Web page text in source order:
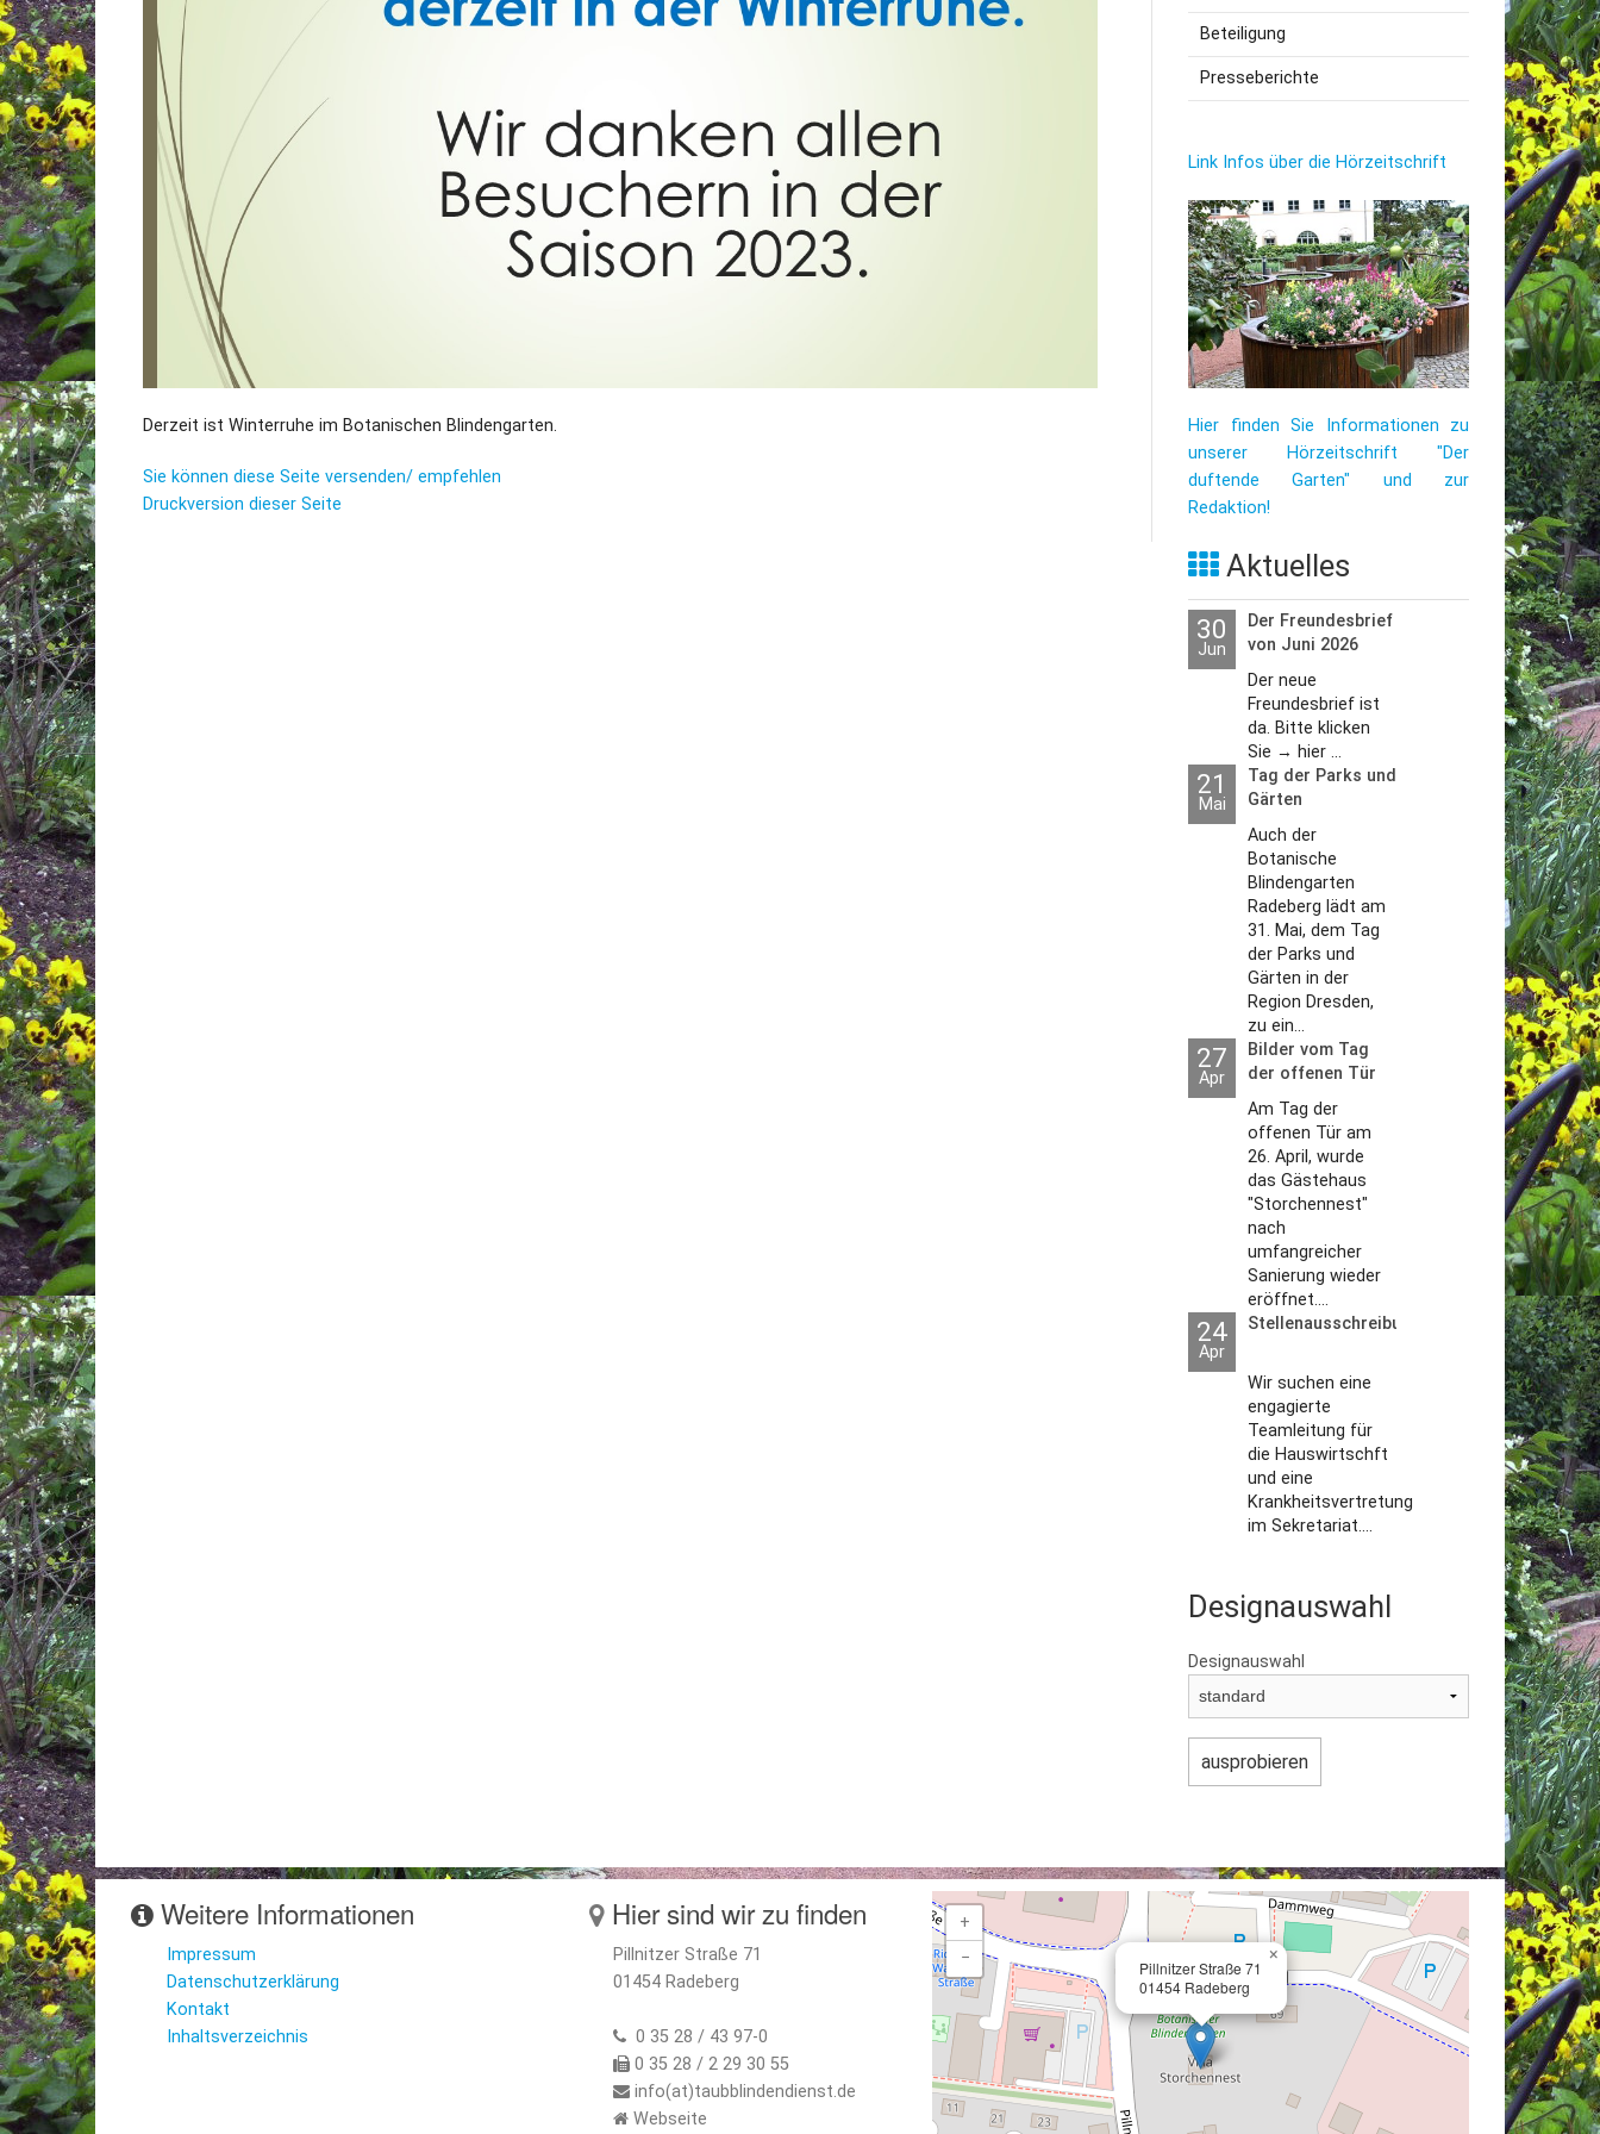
Feste und Veranstaltungen
Seminare, Termine
Ehrungen und Mitgliedschaften
Derzeit ist Winterruhe im Botanischen Blindengarten.
Sie können diese Seite versenden/ empfehlen
Druckversion dieser Seite
Beteiligung
Presseberichte
Link Infos über die Hörzeitschrift
Hier finden Sie Informationen zu
unserer Hörzeitschrift "Der
duftende Garten" und zur
Redaktion!
Aktuelles
30
Jun
Der Freundesbrief
von Juni 2026
Der neue
Freundesbrief ist
da. Bitte klicken
Sie → hier ...
21
Mai
Tag der Parks und
Gärten
Auch der
Botanische
Blindengarten
Radeberg lädt am
31. Mai, dem Tag
der Parks und
Gärten in der
Region Dresden,
zu ein...
27
Apr
Bilder vom Tag
der offenen Tür
2026
Am Tag der
offenen Tür am
26. April, wurde
das Gästehaus
"Storchennest"
nach
umfangreicher
Sanierung wieder
eröffnet....
24
Apr
Stellenausschreibungen
Wir suchen eine
engagierte
Teamleitung für
die Hauswirtschft
und eine
Krankheitsvertretung
im Sekretariat....
Designauswahl
Designauswahl
Weitere Informationen
Impressum
Datenschutzerklärung
Kontakt
Inhaltsverzeichnis
Hier sind wir zu finden
Pillnitzer Straße 71
01454 Radeberg
0 35 28 / 43 97-0
0 35 28 / 2 29 30 55
info(at)taubblindendienst.de
Webseite
Pillnitzer Straße 71
01454 Radeberg
×
+
−